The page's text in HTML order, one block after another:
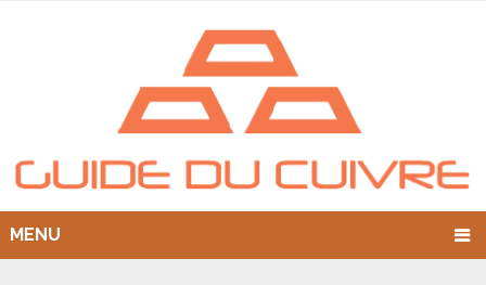
MENU